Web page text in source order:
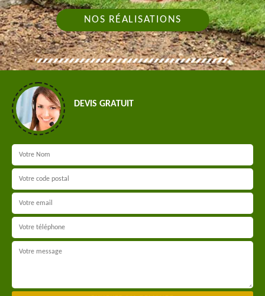
NOS RÉALISATIONS
DEVIS GRATUIT